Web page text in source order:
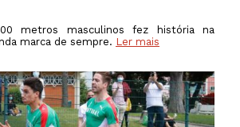
metros masculinos fez história na
marca de sempre. Ler mais